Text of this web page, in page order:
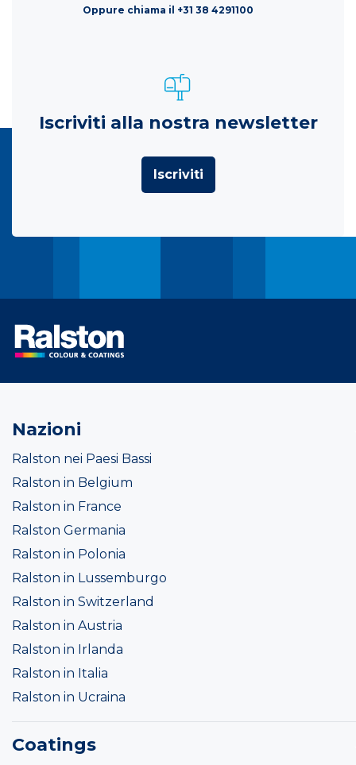
Oppure chiama il +31 38 4291100
Iscriviti alla nostra newsletter
Iscriviti
Nazioni
Ralston nei Paesi Bassi
Ralston in Belgium
Ralston in France
Ralston Germania
Ralston in Polonia
Ralston in Lussemburgo
Ralston in Switzerland
Ralston in Austria
Ralston in Irlanda
Ralston in Italia
Ralston in Ucraina
Coatings